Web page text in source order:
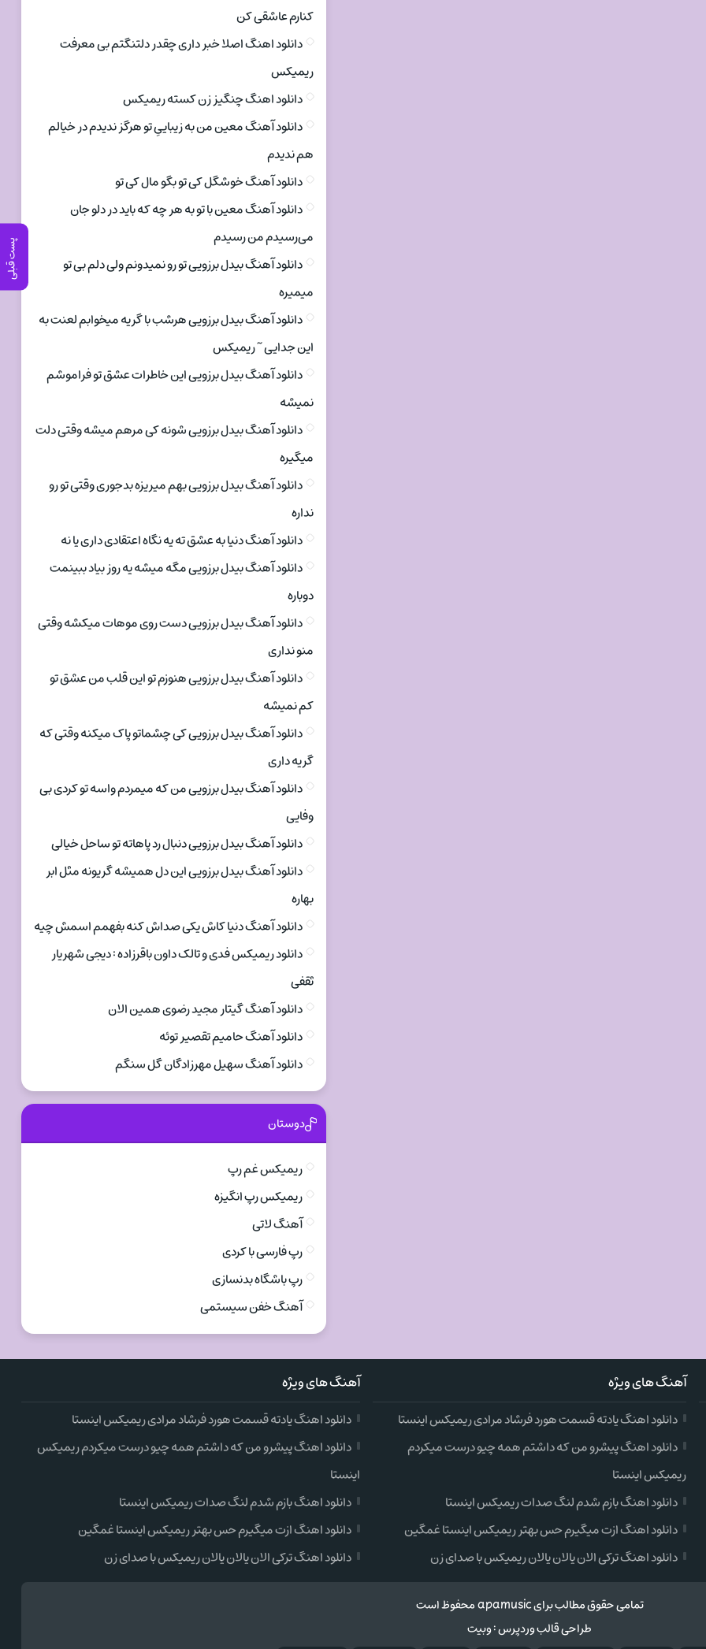
پست قبلی
کنارم عاشقی کن
دانلود اهنگ اصلا خبر داری چقدر دلتنگتم بی معرفت
ریمیکس
دانلود اهنگ چنگیز زن کسته ریمیکس
دانلود آهنگ معین من به زیباییِ تو هرگز ندیدم در خیالم
هم ندیدم
دانلود آهنگ خوشگل کی تو بگو مال کی تو
دانلود آهنگ معین با تو به هر چه که باید در دلو جان
می‌رسیدم من رسیدم
دانلود آهنگ بیدل برزویی تو رو نمیدونم ولی دلم بی تو
میمیره
دانلود آهنگ بیدل برزویی هرشب با گریه میخوابم لعنت به
این جدایی ~ ریمیکس
دانلود آهنگ بیدل برزویی این خاطرات عشق تو فراموشم
نمیشه
دانلود آهنگ بیدل برزویی شونه کی مرهم میشه وقتی دلت
میگیره
دانلود آهنگ بیدل برزویی بهم میریزه بدجوری وقتی تو رو
نداره
دانلود آهنگ دنیا به عشق ته یه نگاه اعتقادی داری یا نه
دانلود آهنگ بیدل برزویی مگه میشه یه روز بیاد ببینمت
دوباره
دانلود آهنگ بیدل برزویی دست روی موهات میکشه وقتی
منو نداری
دانلود آهنگ بیدل برزویی هنوزم تو این قلب من عشق تو
کم نمیشه
دانلود آهنگ بیدل برزویی کی چشماتو پاک میکنه وقتی که
گریه داری
دانلود آهنگ بیدل برزویی من که میمردم واسه تو کردی بی
وفایی
دانلود آهنگ بیدل برزویی دنبال رد پاهاته تو ساحل خیالی
دانلود آهنگ بیدل برزویی این دل همیشه گریونه مثل ابر
بهاره
دانلود آهنگ دنیا کاش یکی صداش کنه بفهمم اسمش چیه
دانلود ریمیکس فدی و تالک داون باقرزاده : دیجی شهریار
ثقفی
دانلود آهنگ گیتار مجید رضوی همین الان
دانلود آهنگ حامیم تقصیر توئه
دانلود آهنگ سهیل مهرزادگان گل سنگم
دوستان
ریمیکس غم رپ
ریمیکس رپ انگیزه
آهنگ لاتی
رپ فارسی با کردی
رپ باشگاه بدنسازی
آهنگ خفن سیستمی
آهنگ های ویژه
دانلود اهنگ یادته قسمت هورد فرشاد مرادی ریمیکس اینستا
دانلود اهنگ پیشرو من که داشتم همه چیو درست میکردم
ریمیکس اینستا
دانلود اهنگ بازم شدم لنگ صدات ریمیکس اینستا
دانلود اهنگ ازت میگیرم حس بهتر ریمیکس اینستا غمگین
دانلود اهنگ ترکی الان یالان یالان ریمیکس با صدای زن
آهنگ های ویژه
دانلود اهنگ یادته قسمت هورد فرشاد مرادی ریمیکس اینستا
دانلود اهنگ پیشرو من که داشتم همه چیو درست میکردم ریمیکس
اینستا
دانلود اهنگ بازم شدم لنگ صدات ریمیکس اینستا
دانلود اهنگ ازت میگیرم حس بهتر ریمیکس اینستا غمگین
دانلود اهنگ ترکی الان یالان یالان ریمیکس با صدای زن
تمامی حقوق مطالب برای apamusic محفوظ است
طراحی قالب وردپرس:وبیت